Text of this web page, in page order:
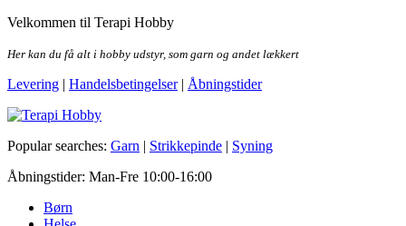
Skip
the
Velkommen til Terapi Hobby
Her kan du få alt i hobby udstyr, som garn og andet lækkert
Levering | Handelsbetingelser| Åbningstider
Terapi Hobby
Popular searches: Garn | Strikkepinde | Syning
Åbningstider: Man-Fre 10:00-16:00
Børn